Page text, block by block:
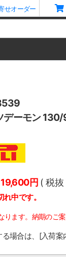
せオーダー
デーモン
19,600円 ( 税抜
れ中です。
ります。納期のご
場合は、[入荷